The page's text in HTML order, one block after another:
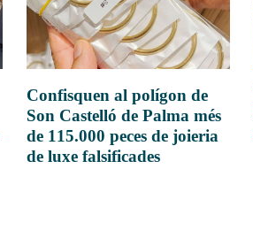
Confisquen al polígon de
Son Castelló de Palma més
de 115.000 peces de joieria
de luxe falsificades